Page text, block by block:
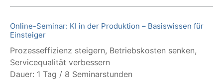
Online-Seminar: KI in der Produktion – Basiswissen für
Einsteiger
Prozesseffizienz steigern, Betriebskosten senken,
Servicequalität verbessern
Dauer: 1 Tag / 8 Seminarstunden